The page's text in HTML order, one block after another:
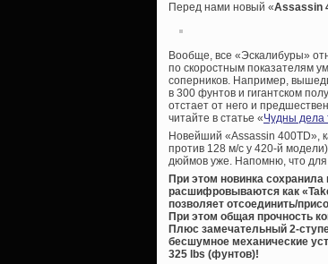
Перед нами новый «Assassin
Вообще, все «Эскалибуры»
по скоростным показателям
соперников. Например,
в 300 фунтов и гигантском
отстает от него и
читайте в статье «Чудны дела
Новейший «Assassin 400TD»,
против 128 м/с у 420-й
дюймов уже. Напомню, что для
При этом новинка
расшифровываются как
позволяет отсоединить/
При этом общая прочность
Плюс замечательный 2-
бесшумное механические
325 lbs (фунтов)!